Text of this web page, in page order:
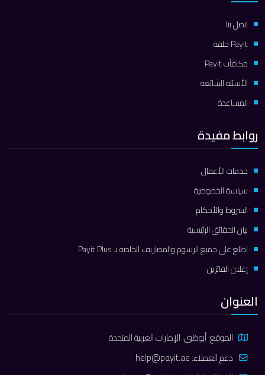
اتصل بنا
Payit حلقة
مكافآت Payit
الأسئلة الشائعة
المساعدة
روابط مفيدة
خدمات الأعمال
سياسة الخصوصية
الشروط والأحكام
بيان الحقائق الرئيسية
اطلع على جميع الرسوم والمصاريف الخاصة بـ Payit Plus
إعلان الفائزين
العنوان
الموقع: أبوظبي، الإمارات العربية المتحدة
دعم العملاء:help@payit.ae